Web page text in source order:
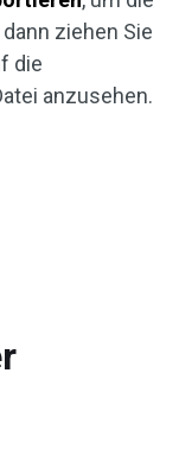
ziehen Sie
die
anzusehen.